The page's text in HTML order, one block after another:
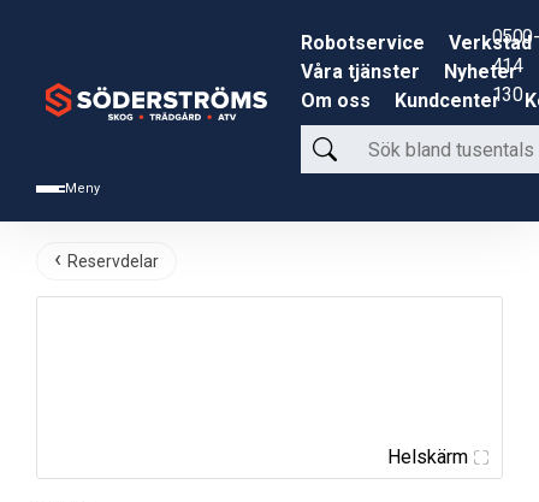
Meny
Robotservice
Verkstad
Våra tjänster
Nyheter
Om oss
Kundcenter
Sök
bland
produkter
0500-
414
130
Reservdelar
Helskärm